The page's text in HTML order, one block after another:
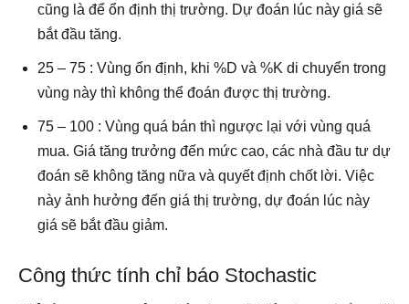
cũng là để ổn định thị trường. Dự đoán lúc này giá sẽ
bắt đầu tăng.
25 – 75 : Vùng ổn định, khi %D và %K di chuyển trong
vùng này thì không thể đoán được thị trường.
75 – 100 : Vùng quá bán thì ngược lại với vùng quá
mua. Giá tăng trưởng đến mức cao, các nhà đầu tư dự
đoán sẽ không tăng nữa và quyết định chốt lời. Việc
này ảnh hưởng đến giá thị trường, dự đoán lúc này
giá sẽ bắt đầu giảm.
Công thức tính chỉ báo Stochastic